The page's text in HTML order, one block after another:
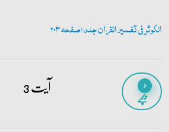
الکوثر فی تفسیر القران جلد 1 صفحہ 203
پیچھے آیت 3